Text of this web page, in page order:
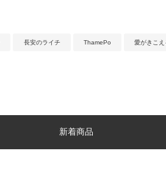
長安のライチ ThamePo 愛がきこえ
新着商品